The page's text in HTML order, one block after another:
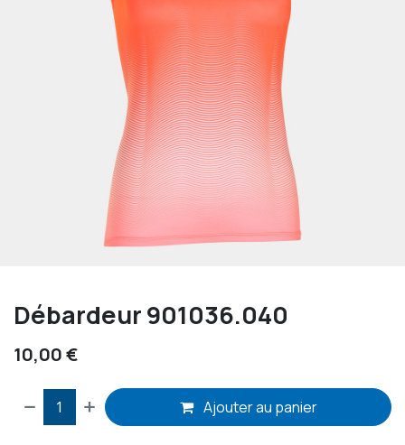
Débardeur 901036.040
10,00€
Ajouter au panier